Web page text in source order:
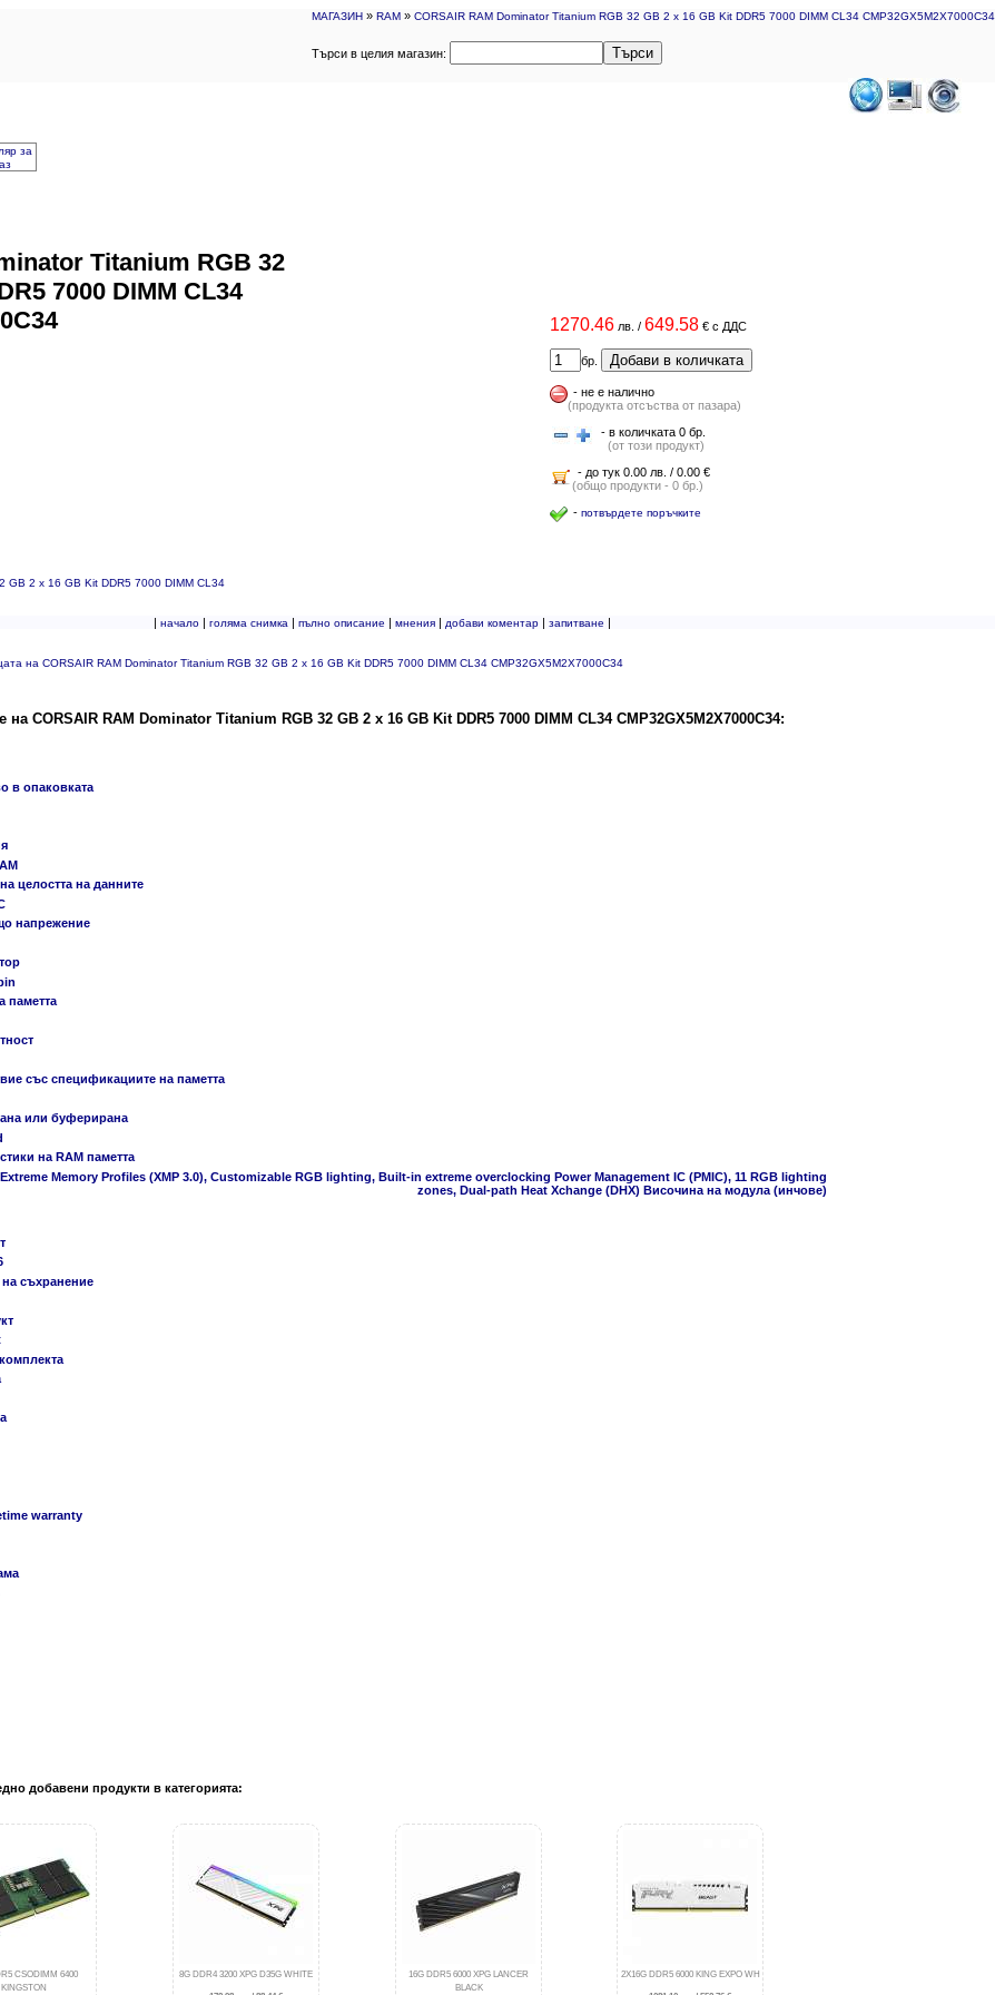
МАГАЗИН » RAM » CORSAIR RAM Dominator Titanium RGB 32 GB 2 x 16 GB Kit DDR5 7000 DIMM CL34 CMP32GX5M2X7000C34
Търси в целия магазин: Търси
за
Titanium RGB 32
7000 DIMM CL34
GB 2 x 16 GB Kit DDR5 7000 DIMM CL34
1270.46 лв. / 649.58 € с ДДС
бр. Добави в количката
- не е налично
(продукта отсъства от пазара)
- в количката 0 бр.
(от този продукт)
- до тук 0.00 лв. / 0.00 €
(общо продукти - 0 бр.)
- потвърдете поръчките
| начало| голяма снимка | пълно описание | мнения| добави коментар| запитване |
на CORSAIR RAM Dominator Titanium RGB 32 GB 2 x 16 GB Kit DDR5 7000 DIMM CL34 CMP32GX5M2X7000C34
на CORSAIR RAM Dominator Titanium RGB 32 GB 2 x 16 GB Kit DDR5 7000 DIMM CL34 CMP32GX5M2X7000C34:
в опаковката
целостта на данните
напрежение
паметта
със спецификациите на паметта
или буферирана
на RAM паметта
Memory Profiles (XMP 3.0), Customizable RGB lighting, Built-in extreme overclocking Power Management IC (PMIC), 11 RGB lighting
zones, Dual-path Heat Xchange (DHX) Височина на модула (инчове)
на съхранение
warranty
добавени продукти в категорията:
CSODIMM 6400
KINGSTON
8G DDR4 3200 XPG D35G WHITE
16G DDR5 6000 XPG LANCER
BLACK
2X16G DDR5 6000 KING EXPO WH